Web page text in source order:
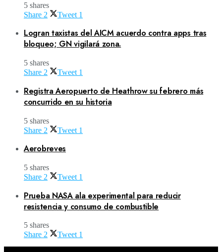
5 shares
Share 2 Tweet 1
Logran taxistas del AICM acuerdo contra apps tras
bloqueo; GN vigilará zona.
5 shares
Share 2 Tweet 1
Registra Aeropuerto de Heathrow su febrero más
concurrido en su historia
5 shares
Share 2 Tweet 1
Aerobreves
5 shares
Share 2 Tweet 1
Prueba NASA ala experimental para reducir
resistencia y consumo de combustible
5 shares
Share 2 Tweet 1